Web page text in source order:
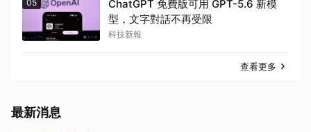
05
ChatGPT 免費版可用 GPT-5.6 新模
型，文字對話不再受限
科技新報
查看更多
最新消息